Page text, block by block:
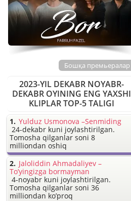
Бошқа премьералар
2023-YIL DEKABR NOYABR-
DEKABR OYINING ENG YAXSHI
KLIPLAR TOP-5 TALIGI
Yulduz Usmonova –Senmiding
24-dekabr kuni joylashtirilgan.
Tomosha qilganlar soni 8
milliondan oshiq
Jaloliddin Ahmadaliyev –
To’yingizga bormayman
4-noyabr kuni joylashtirilgan.
Tomosha qilganlar soni 36
milliondan ko’proq